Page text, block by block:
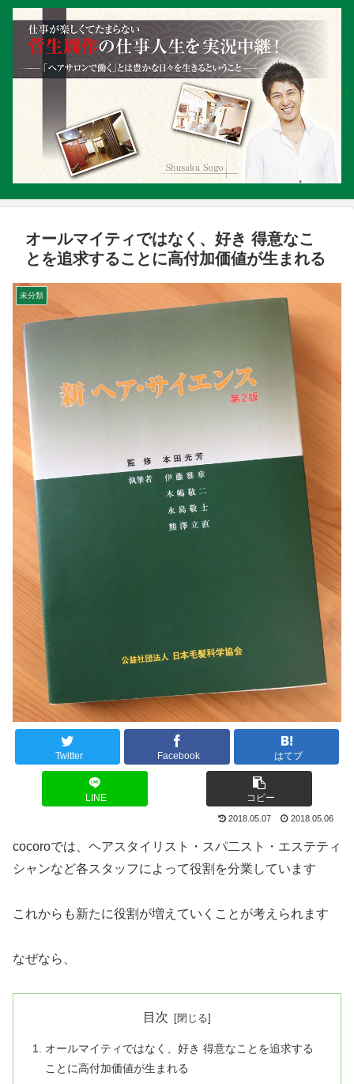
オールマイティではなく、好き 得意なこ
とを追求することに高付加価値が生まれる
未分類
Twitter Facebook はてブ
LINE コピー
2018.05.07 2018.05.06
cocoroでは、ヘアスタイリスト・スパ二スト・エステティ
シャンなど各スタッフによって役割を分業しています
これからも新たに役割が増えていくことが考えられます
なぜなら、
目次
オールマイティではなく、好き 得意なことを追求する
ことに高付加価値が生まれる